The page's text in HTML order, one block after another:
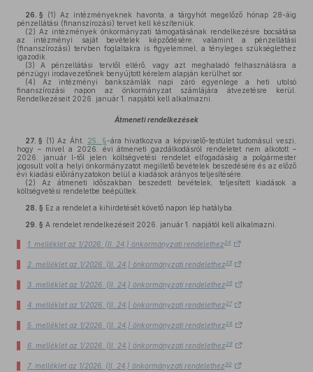
26. § (1) Az intézményeknek havonta, a tárgyhót megelőző hónap 28-áig
pénzellátási (finanszírozási) tervet kell készíteniük.
(2) Az intézmények önkormányzati támogatásának rendelkezésre bocsátása
az intézményi saját bevételek képződésére, valamint a pénzellátási
(finanszírozási) tervben foglaltakra is figyelemmel, a tényleges szükséglethez
igazodik.
(3) A pénzellátási tervtől eltérő, vagy azt meghaladó felhasználásra a
pénzügyi irodavezetőnek benyújtott kérelem alapján kerülhet sor.
(4) Az intézményi bankszámlák napi záró egyenlege a heti utolsó
finanszírozási napon az önkormányzat számlájára átvezetésre kerül.
Rendelkezéseit 2026. január 1. napjától kell alkalmazni.
Átmeneti rendelkezések
27. § (1) Az Áht. 25. §-ára hivatkozva a képviselő-testület tudomásul veszi,
hogy – mivel a 2026. évi átmeneti gazdálkodásról rendeletet nem alkotott –
2026. január l-től jelen költségvetési rendelet elfogadásáig a polgármester
jogosult volt a helyi önkormányzatot megillető bevételek beszedésére és az előző
évi kiadási előirányzatokon belül a kiadások arányos teljesítésére.
(2) Az átmeneti időszakban beszedett bevételek, teljesített kiadások a
költségvetési rendeletbe beépültek.
28. § Ez a rendelet a kihirdetését követő napon lép hatályba.
29. § A rendelet rendelkezéseit 2026. január 1. napjától kell alkalmazni.
1. melléklet az 1/2026. (II. 24.) önkormányzati rendelethez24
2. melléklet az 1/2026. (II. 24.) önkormányzati rendelethez25
3. melléklet az 1/2026. (II. 24.) önkormányzati rendelethez26
4. melléklet az 1/2026. (II. 24.) önkormányzati rendelethez27
5. melléklet az 1/2026. (II. 24.) önkormányzati rendelethez28
6. melléklet az 1/2026. (II. 24.) önkormányzati rendelethez29
7. melléklet az 1/2026. (II. 24.) önkormányzati rendelethez30